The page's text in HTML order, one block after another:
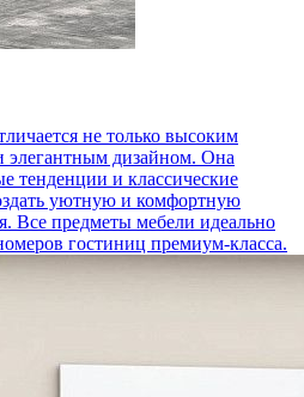
не только высоким
элегантным дизайном. Она
тенденции и классические
уютную и комфортную
Все предметы мебели идеально
гостиниц премиум-класса.